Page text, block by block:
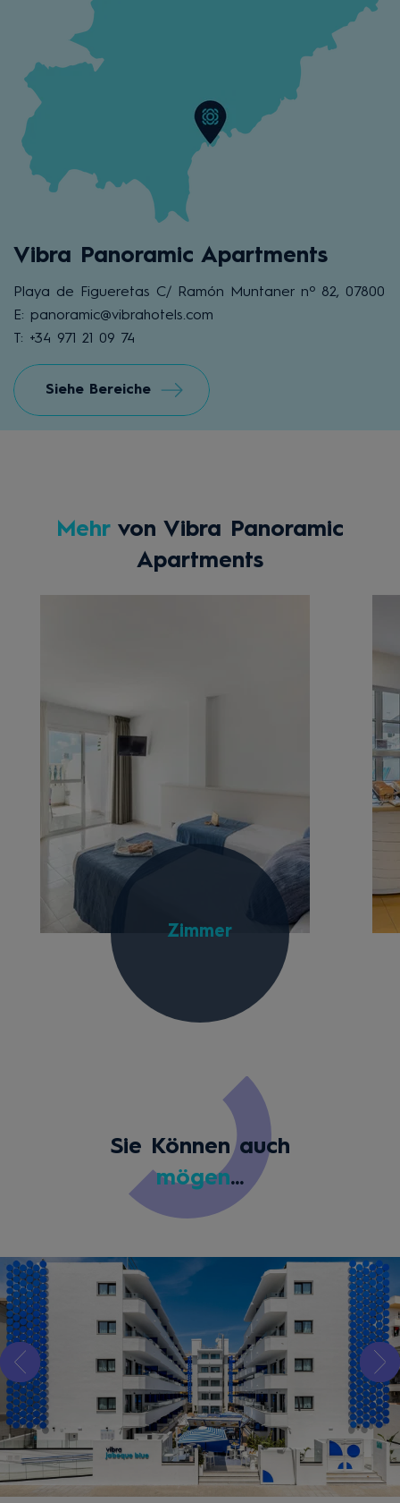
Vibra Panoramic Apartments
Playa de Figueretas C/ Ramón Muntaner nº 82, 07800
E: panoramic@vibrahotels.com
T: +34 971 21 09 74
Siehe Bereiche
Mehrvon Vibra Panoramic
Apartments
Zimmer
Sie Können auch
mögen...